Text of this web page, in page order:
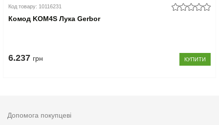
Код товару: 10116231
Комод KOM4S Лука Gerbor
6.237 грн КУПИТИ
Допомога покупцеві